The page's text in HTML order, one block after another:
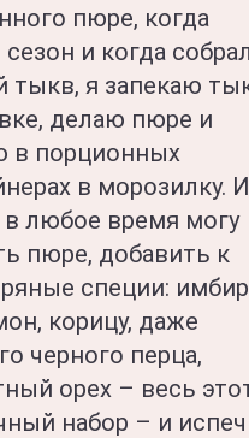
пюре, когда
и когда
тыкв, я запекаю
делаю пюре и
в порционных
в морозилку. И
любое время могу
пюре, добавить к
специи:
корицу, даже
черного перца,
орех – весь
набор – и